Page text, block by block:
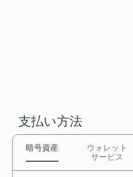
支払い方法
暗号資産
ウォレット
サービス